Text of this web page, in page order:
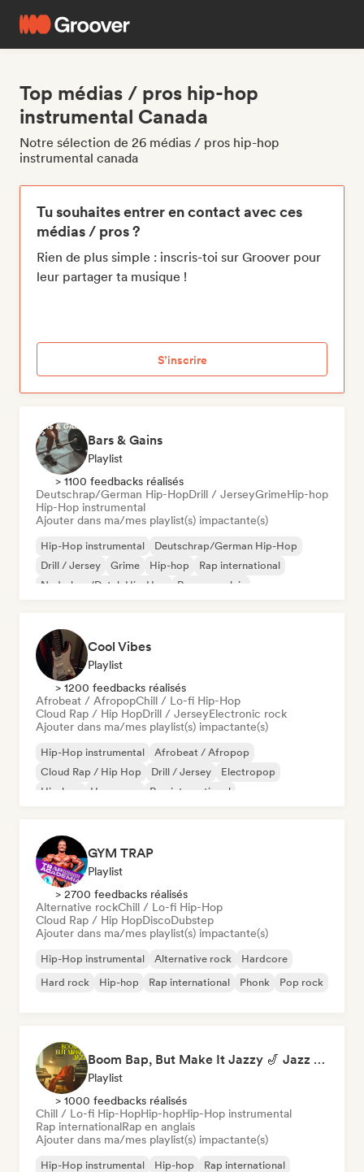
Top médias / pros hip-hop
instrumental Canada
Notre sélection de 26 médias / pros hip-hop
instrumental canada
Tu souhaites entrer en contact avec ces
médias / pros ?
Rien de plus simple : inscris-toi sur Groover pour
leur partager ta musique !
S’inscrire
Bars & Gains
Playlist
> 1100 feedbacks réalisés
Deutschrap/German Hip-HopDrill / JerseyGrimeHip-hop
Hip-Hop instrumental
Ajouter dans ma/mes playlist(s) impactante(s)
Hip-Hop instrumental
Deutschrap/German Hip-Hop
Drill / Jersey
Grime Hip-hop
Rap international
Nederhop/Dutch Hip-Hop
Rap en anglais
Cool Vibes
Playlist
> 1200 feedbacks réalisés
Afrobeat / AfropopChill / Lo-fi Hip-Hop
Cloud Rap / Hip HopDrill / JerseyElectronic rock
Ajouter dans ma/mes playlist(s) impactante(s)
Hip-Hop instrumental
Afrobeat / Afropop
Cloud Rap / Hip Hop
Drill / Jersey
Electropop
Hip-hop
Hyperpop Rap international
GYM TRAP
Playlist
> 2700 feedbacks réalisés
Alternative rockChill / Lo-fi Hip-Hop
Cloud Rap / Hip HopDiscoDubstep
Ajouter dans ma/mes playlist(s) impactante(s)
Hip-Hop instrumental Alternative rock
Hardcore
Hard rock
Hip-hop Rap international Phonk Pop rock
Boom Bap, But Make It Jazzy 🎷 Jazz Rap, Underground & Conscious Hip-Hop
Playlist
> 1000 feedbacks réalisés
Chill / Lo-fi Hip-HopHip-hopHip-Hop instrumental
Rap internationalRap en anglais
Ajouter dans ma/mes playlist(s) impactante(s)
Hip-Hop instrumental Hip-hop
Rap international